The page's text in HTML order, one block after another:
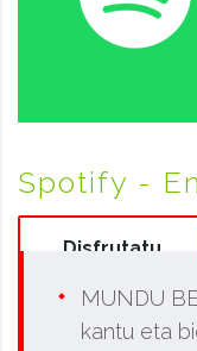
Spotify -
Disfrutatu
MUNDU
kantu eta